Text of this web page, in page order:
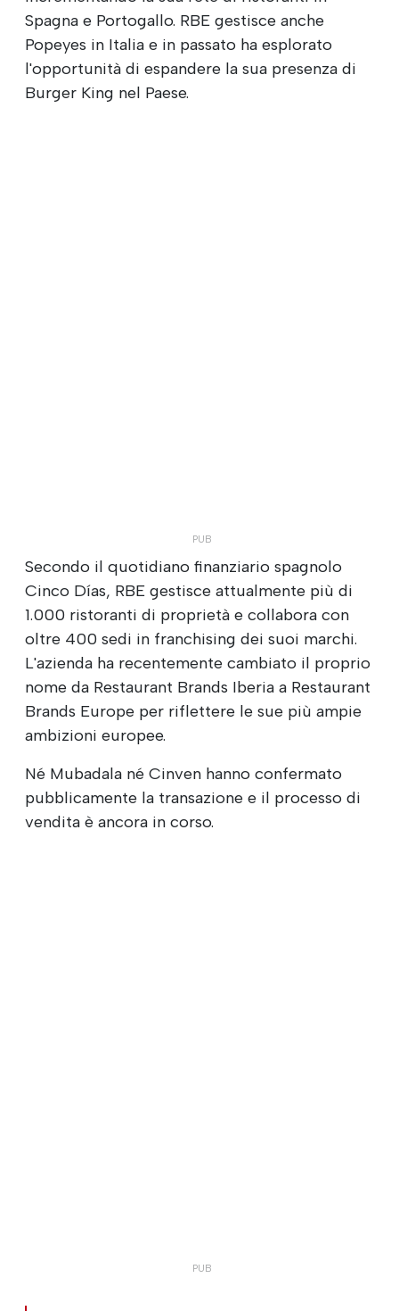
Spagna e Portogallo. RBE gestisce anche
Popeyes in Italia e in passato ha esplorato
l'opportunità di espandere la sua presenza di
Burger King nel Paese.
Secondo il quotidiano finanziario spagnolo
Cinco Días, RBE gestisce attualmente più di
1.000 ristoranti di proprietà e collabora con
oltre 400 sedi in franchising dei suoi marchi.
L'azienda ha recentemente cambiato il proprio
nome da Restaurant Brands Iberia a Restaurant
Brands Europe per riflettere le sue più ampie
ambizioni europee.
Né Mubadala né Cinven hanno confermato
pubblicamente la transazione e il processo di
vendita è ancora in corso.